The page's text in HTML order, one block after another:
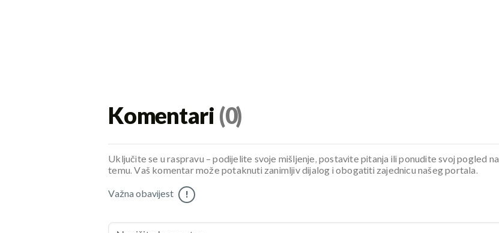
Komentari (0)
Uključite se u raspravu – podijelite svoje mišljenje, postavite pitanja ili ponudite svoj pogled na
temu. Vaš komentar može potaknuti zanimljiv dijalog i obogatiti zajednicu našeg portala.
Važna obavijest !